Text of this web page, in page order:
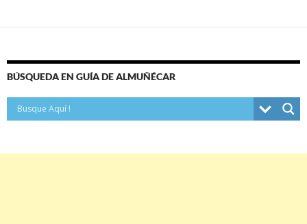
BÚSQUEDA EN GUÍA DE ALMUÑÉCAR